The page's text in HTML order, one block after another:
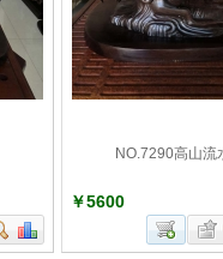
NO.7290高山流
￥5600